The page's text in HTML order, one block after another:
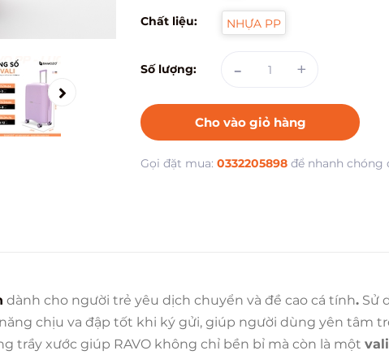
Chất liệu: NHỰA PP
Số lượng: - +
Cho vào giỏ hàng
Gọi đặt mua: 0332205898 để nhanh chóng
dành cho người trẻ yêu dịch chuyển và đề cao cá tính. Sử
chịu va đập tốt khi ký gửi, giúp người dùng yên tâm
trầy xước giúp RAVO không chỉ bền bỉ mà còn là một